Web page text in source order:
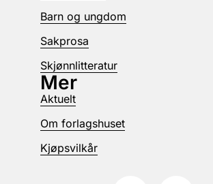
Barn og ungdom
Sakprosa
Skjønnlitteratur
Mer
Aktuelt
Om forlagshuset
Kjøpsvilkår